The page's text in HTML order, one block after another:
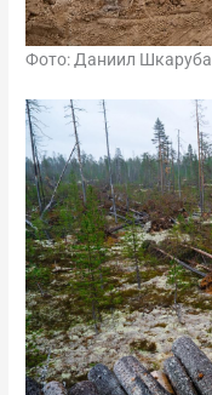
Фото: Даниил Шкаруба